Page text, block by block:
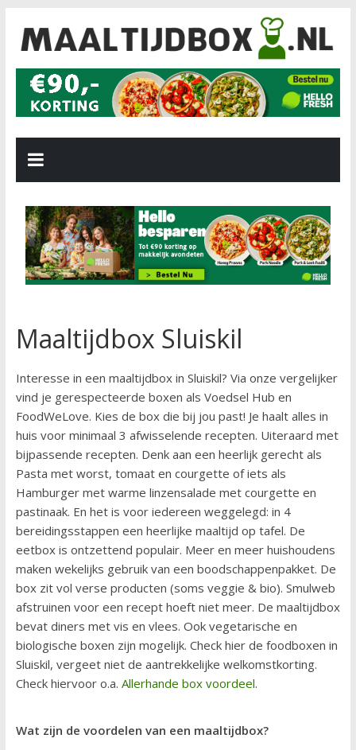
Maaltijdbox Sluiskil
Interesse in een maaltijdbox in Sluiskil? Via onze vergelijker
vind je gerespecteerde boxen als Voedsel Hub en
FoodWeLove. Kies de box die bij jou past! Je haalt alles in
huis voor minimaal 3 afwisselende recepten. Uiteraard met
bijpassende recepten. Denk aan een heerlijk gerecht als
Pasta met worst, tomaat en courgette of iets als
Hamburger met warme linzensalade met courgette en
pastinaak. En het is voor iedereen weggelegd: in 4
bereidingsstappen een heerlijke maaltijd op tafel. De
eetbox is ontzettend populair. Meer en meer huishoudens
maken wekelijks gebruik van een boodschappenpakket. De
box zit vol verse producten (soms veggie & bio). Smulweb
afstruinen voor een recept hoeft niet meer. De maaltijdbox
bevat diners met vis en vlees. Ook vegetarische en
biologische boxen zijn mogelijk. Check hier de foodboxen in
Sluiskil, vergeet niet de aantrekkelijke welkomstkorting.
Check hiervoor o.a. Allerhande box voordeel.
Wat zijn de voordelen van een maaltijdbox?